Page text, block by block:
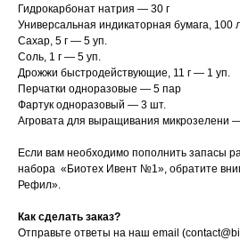
Гидрокарбонат натрия — 30 г
Универсальная индикаторная бумага, 100
Сахар, 5 г — 5 уп.
Соль, 1 г — 5 уп.
Дрожжи быстродействующие, 11 г — 1 уп.
Перчатки одноразовые — 5 пар
Фартук одноразовый — 3 шт.
Агровата для выращивания микрозелени
Если вам необходимо пополнить запасы
набора «Биотех Ивент №1», обратите
Рефил».
Как сделать заказ?
Отправьте ответы на наш email